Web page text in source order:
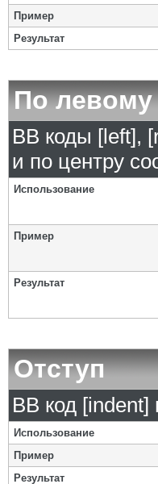
Пример
Результат
По левому
BB коды [left],
и по центру
Использование
Пример
Результат
Отступ
BB код [indent]
Использование
Пример
Результат